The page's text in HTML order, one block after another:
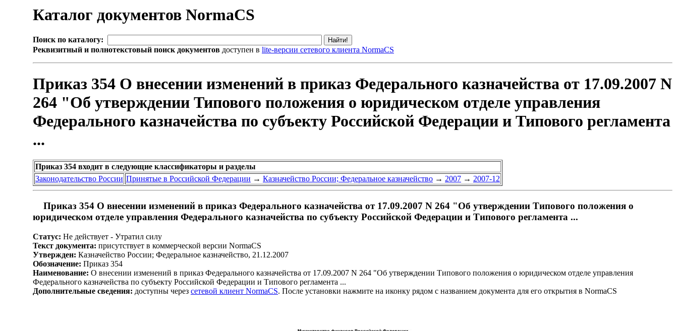
Каталог документов NormaCS
Поиск по каталогу:
Реквизитный и полнотекстовый поиск документов доступен в lite-версии сетевого клиента NormaCS
Приказ 354 О внесении изменений в приказ Федерального казначейства от 17.09.2007 N
264 "Об утверждении Типового положения о юридическом отделе управления
Федерального казначейства по субъекту Российской Федерации и Типового регламента
...
Приказ 354 входит в следующие классификаторы и разделы
Законодательство России Принятые в Российской Федерации → Казначейство России; Федеральное казначейство → 2007 → 2007-12
Приказ 354 О внесении изменений в приказ Федерального казначейства от 17.09.2007 N 264 "Об утверждении Типового положения о
юридическом отделе управления Федерального казначейства по субъекту Российской Федерации и Типового регламента ...
Статус: Не действует - Утратил силу
Текст документа: присутствует в коммерческой версии NormaCS
Утвержден: Казначейство России; Федеральное казначейство, 21.12.2007
Обозначение: Приказ 354
Наименование: О внесении изменений в приказ Федерального казначейства от 17.09.2007 N 264 "Об утверждении Типового положения о юридическом отделе управления
Федерального казначейства по субъекту Российской Федерации и Типового регламента ...
Дополнительные сведения: доступны через сетевой клиент NormaCS. После установки нажмите на иконку рядом с названием документа для его открытия в NormaCS